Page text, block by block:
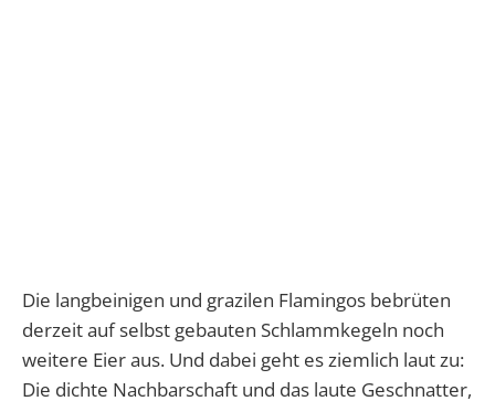
Die langbeinigen und grazilen Flamingos bebrüten
derzeit auf selbst gebauten Schlammkegeln noch
weitere Eier aus. Und dabei geht es ziemlich laut zu:
Die dichte Nachbarschaft und das laute Geschnatter,